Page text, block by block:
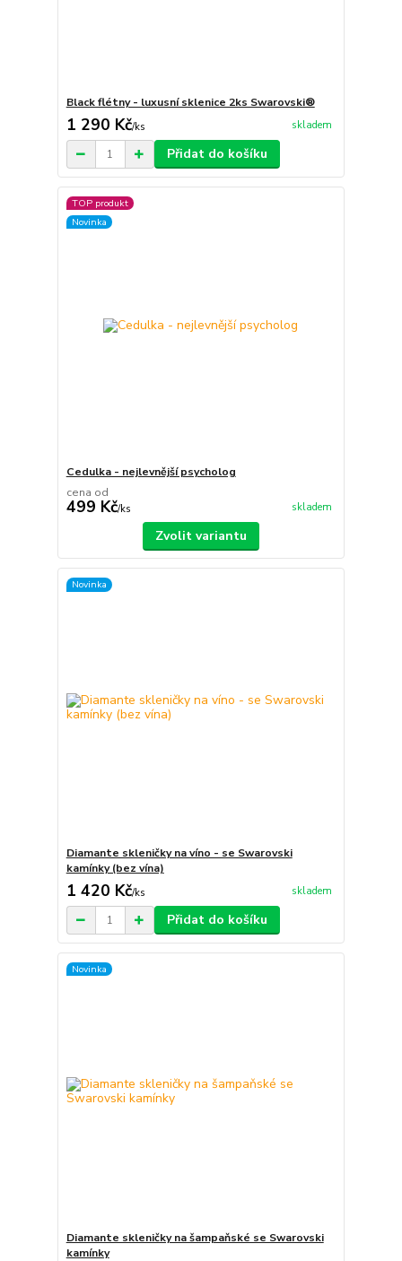
Black flétny - luxusní sklenice 2ks Swarovski®
1 290 Kč/ks skladem
Přidat do košíku
TOP produkt
Novinka
Cedulka - nejlevnější psycholog
cena od
499 Kč/ks skladem
Zvolit variantu
Novinka
Diamante skleničky na víno - se Swarovski
kamínky (bez vína)
1 420 Kč/ks skladem
Přidat do košíku
Novinka
Diamante skleničky na šampaňské se Swarovski
kamínky